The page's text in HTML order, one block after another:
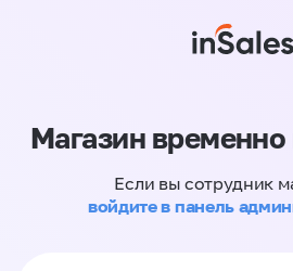
Магазин временно
Если вы сотрудник
войдите в панель